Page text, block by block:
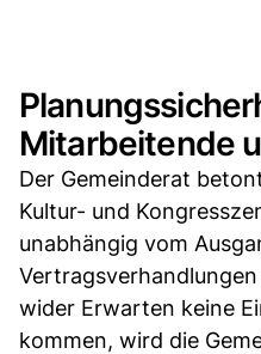
Mitarbeitende
Der Gemeinderat
Kultur- und
unabhängig vom
wider Erwarten keine
kommen, wird die